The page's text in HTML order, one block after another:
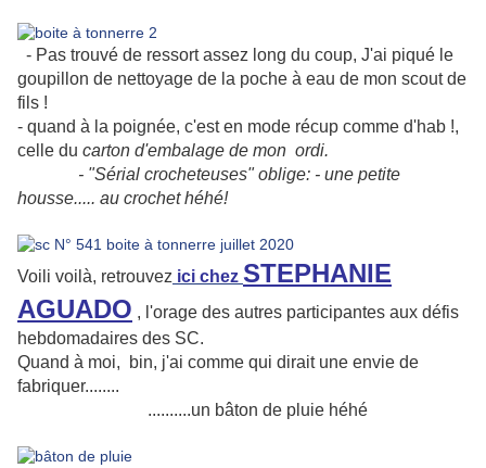
- Pas trouvé de ressort assez long du coup, J'ai piqué le
goupillon de nettoyage de la poche à eau de mon scout de
fils !
- quand à la poignée, c'est en mode récup comme d'hab !,
celle du carton d'embalage de mon ordi.
- "Sérial crocheteuses" oblige: - une petite
housse..... au crochet héhé!
Voili voilà, retrouvez ici chez STEPHANIE
AGUADO , l'orage des autres participantes aux défis
hebdomadaires des SC.
Quand à moi, bin, j'ai comme qui dirait une envie de
fabriquer........
..........un bâton de pluie héhé